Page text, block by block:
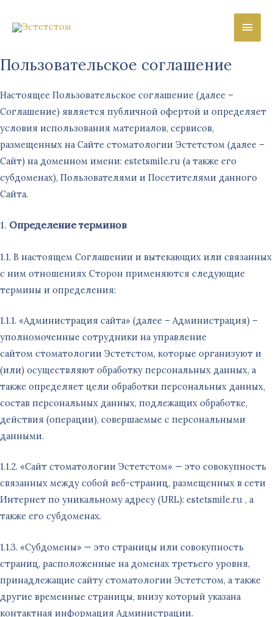
Пользовательское соглашение
Настоящее Пользовательское соглашение (далее –
Соглашение) является публичной офертой и определяет
условия использования материалов, сервисов,
размещенных на Сайте стоматологии Эстетстом (далее –
Сайт) на доменном имени: estetsmile.ru (а также его
субдоменах), Пользователями и Посетителями данного
Сайта.
1. Определение терминов
1.1. В настоящем Соглашении и вытекающих или связанных
с ним отношениях Сторон применяются следующие
термины и определения:
1.1.1. «Администрация сайта» (далее – Администрация) –
уполномоченные сотрудники на управление
сайтом стоматологии Эстетстом, которые организуют и
(или) осуществляют обработку персональных данных, а
также определяет цели обработки персональных данных,
состав персональных данных, подлежащих обработке,
действия (операции), совершаемые с персональными
данными.
1.1.2. «Сайт стоматологии Эстетстом» — это совокупность
связанных между собой веб-страниц, размещенных в сети
Интернет по уникальному адресу (URL): estetsmile.ru , а
также его субдоменах.
1.1.3. «Субдомены» — это страницы или совокупность
страниц, расположенные на доменах третьего уровня,
принадлежащие сайту стоматологии Эстетстом, а также
другие временные страницы, внизу который указана
контактная информация Администрации.